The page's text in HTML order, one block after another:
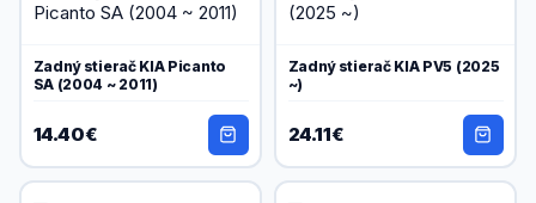
Zadný stierač KIA Picanto
SA (2004 ~ 2011)
14.40€
Zadný stierač KIA PV5 (2025
~)
24.11€